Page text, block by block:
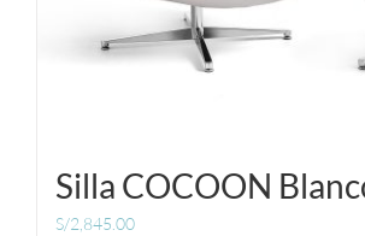
Silla COCOON
S/2,845.00